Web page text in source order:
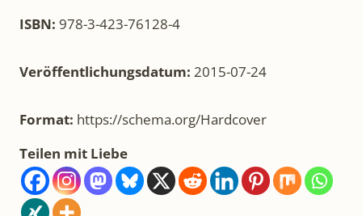
ISBN: 978-3-423-76128-4
Veröffentlichungsdatum: 2015-07-24
Format: https://schema.org/Hardcover
Teilen mit Liebe